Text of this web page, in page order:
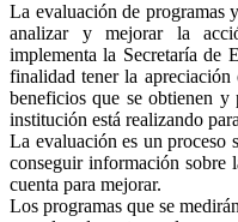
La evaluación de programas
analizar y mejorar la
implementa la Secretaría de
finalidad tener la
beneficios que se obtienen
institución está realizando
La evaluación es un proceso
conseguir información sobre
cuenta para mejorar.
Los programas que se